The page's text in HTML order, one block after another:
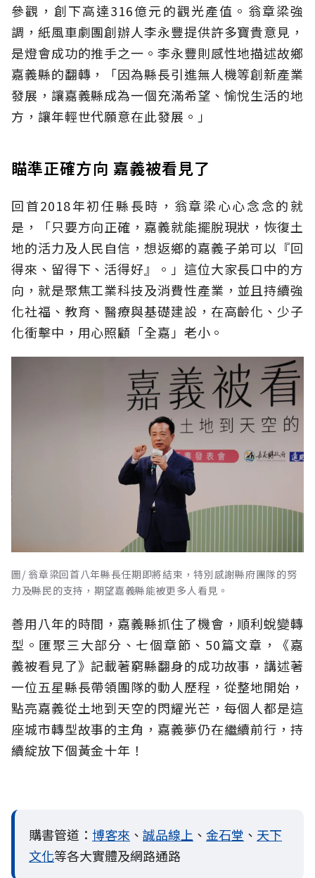
參觀，創下高達316億元的觀光產值。翁章梁強
調，紙風車劇團創辦人李永豐提供許多寶貴意見，
是燈會成功的推手之一。李永豐則感性地描述故鄉
嘉義縣的翻轉，「因為縣長引進無人機等創新產業
發展，讓嘉義縣成為一個充滿希望、愉悅生活的地
方，讓年輕世代願意在此發展。」
瞄準正確方向 嘉義被看見了
回首2018年初任縣長時，翁章梁心心念念的就
是，「只要方向正確，嘉義就能擺脫現狀，恢復土
地的活力及人民自信，想返鄉的嘉義子弟可以『回
得來、留得下、活得好』。」這位大家長口中的方
向，就是聚焦工業科技及消費性產業，並且持續強
化社福、教育、醫療與基礎建設，在高齡化、少子
化衝擊中，用心照顧「全嘉」老小。
圖/ 翁章梁回首八年縣長任期即將結束，特別感謝縣府團隊的努
力及縣民的支持，期望嘉義縣能被更多人看見。
善用八年的時間，嘉義縣抓住了機會，順利蛻變轉
型。匯聚三大部分、七個章節、50篇文章，《嘉
義被看見了》記載著窮縣翻身的成功故事，講述著
一位五星縣長帶領團隊的動人歷程，從整地開始，
點亮嘉義從土地到天空的閃耀光芒，每個人都是這
座城市轉型故事的主角，嘉義夢仍在繼續前行，持
續綻放下個黃金十年！
購書管道： 博客來 、 誠品線上 、 金石堂 、 天下
文化等各大實體及網路通路